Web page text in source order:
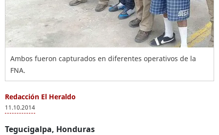
Ambos fueron capturados en diferentes operativos de la
FNA.
Redacción El Heraldo
11.10.2014
Tegucigalpa, Honduras